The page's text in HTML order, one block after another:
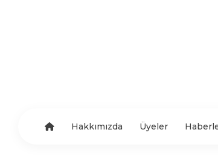
Hakkımızda Üyeler